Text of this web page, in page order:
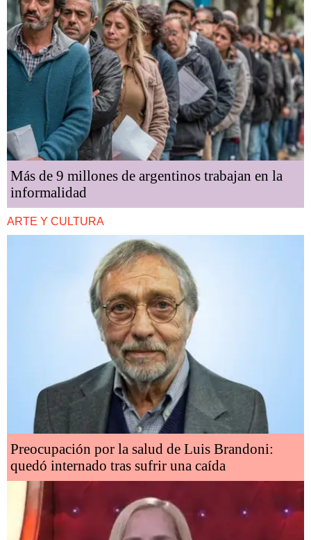
Más de 9 millones de argentinos trabajan en la
informalidad
ARTE Y CULTURA
Preocupación por la salud de Luis Brandoni:
quedó internado tras sufrir una caída